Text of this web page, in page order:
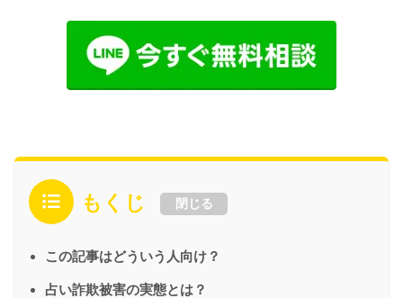
もくじ 閉じる
この記事はどういう人向け？
占い詐欺被害の実態とは？